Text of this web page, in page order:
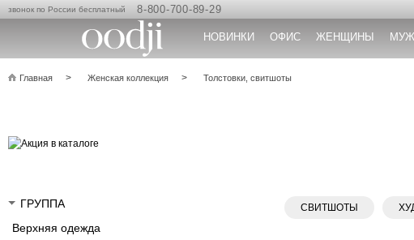
звонок по России бесплатный 8-800-700-89-29
НОВИНКИ ОФИС ЖЕНЩИНЫ
Главная Женская коллекция Толстовки, свитшоты
ГРУППА
Верхняя одежда
СВИТШОТЫ